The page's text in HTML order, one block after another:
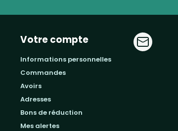
Votre compte
informations personnelles
commandes
avoirs
adresses
bons de réduction
mes alertes